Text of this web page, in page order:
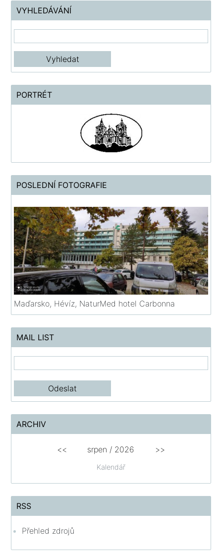
VYHLEDÁVÁNÍ
PORTRÉT
POSLEDNÍ FOTOGRAFIE
Maďarsko, Hévíz, NaturMed hotel Carbonna
MAIL LIST
ARCHIV
Kalendář
<< srpen / 2026 >>
RSS
Přehled zdrojů